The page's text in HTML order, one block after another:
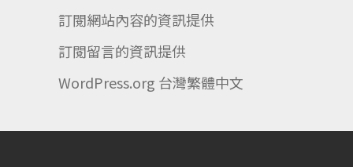
訂閱網站內容的資訊提供
訂閱留言的資訊提供
WordPress.org 台灣繁體中文